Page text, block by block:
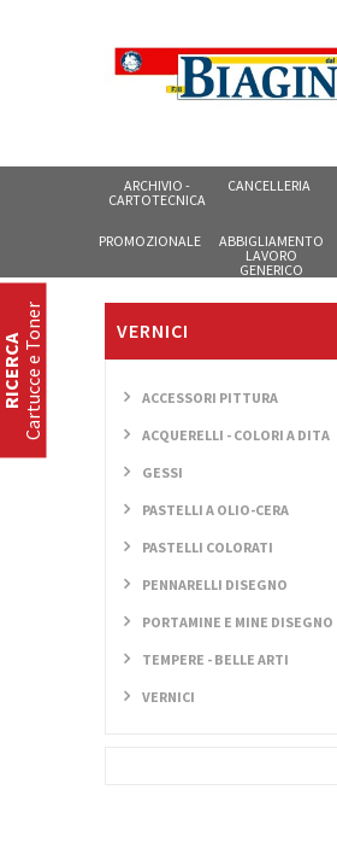
ARCHIVIO -
CARTOTECNICA
CANCELLERIA
PROMOZIONALE
ABBIGLIAMENTO
LAVORO
GENERICO
VERNICI
ACCESSORI PITTURA
ACQUERELLI - COLORI A DITA
GESSI
PASTELLI A OLIO-CERA
PASTELLI COLORATI
PENNARELLI DISEGNO
PORTAMINE E MINE DISEGNO
TEMPERE - BELLE ARTI
VERNICI
Cartucce e Toner